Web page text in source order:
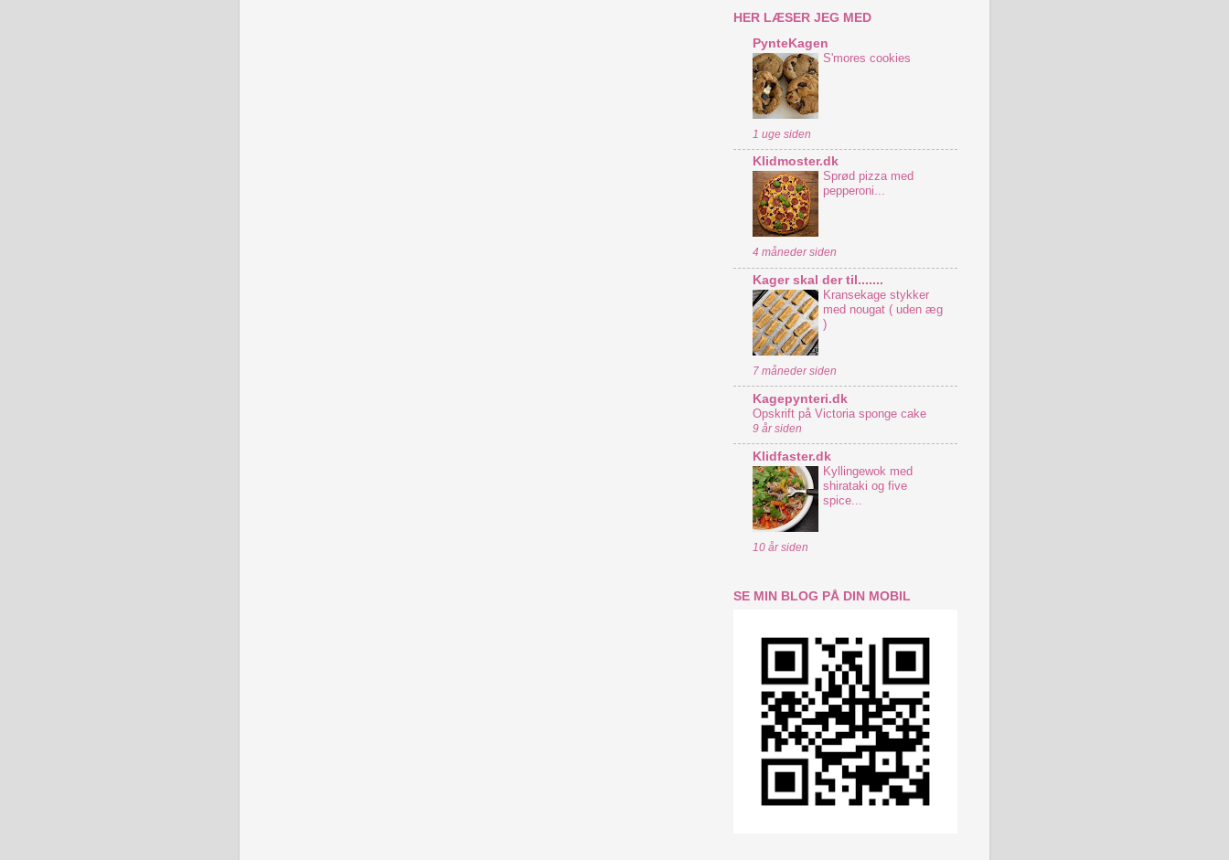
HER LÆSER JEG MED
PynteKagen
S'mores cookies
1 uge siden
Klidmoster.dk
Sprød pizza med
pepperoni...
4 måneder siden
Kager skal der til.......
Kransekage stykker
med nougat ( uden æg
)
7 måneder siden
Kagepynteri.dk
Opskrift på Victoria sponge cake
9 år siden
Klidfaster.dk
Kyllingewok med
shirataki og five
spice...
10 år siden
SE MIN BLOG PÅ DIN MOBIL